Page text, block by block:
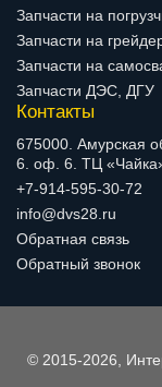
Запчасти на
Запчасти на
Запчасти на
Запчасти ДЭС, ДГУ
Контакты
675000. Амурская
6. оф. 6. ТЦ
+7-914-595-30-72
info@dvs28.ru
Обратная связь
Обратный звонок
© 2015-2026,